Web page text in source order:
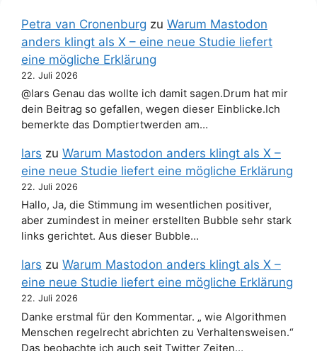
Petra van Cronenburg zu Warum Mastodon
anders klingt als X – eine neue Studie liefert
eine mögliche Erklärung
22. Juli 2026
@lars Genau das wollte ich damit sagen.Drum hat mir
dein Beitrag so gefallen, wegen dieser Einblicke.Ich
bemerkte das Domptiertwerden am…
lars zu Warum Mastodon anders klingt als X –
eine neue Studie liefert eine mögliche Erklärung
22. Juli 2026
Hallo, Ja, die Stimmung im wesentlichen positiver,
aber zumindest in meiner erstellten Bubble sehr stark
links gerichtet. Aus dieser Bubble…
lars zu Warum Mastodon anders klingt als X –
eine neue Studie liefert eine mögliche Erklärung
22. Juli 2026
Danke erstmal für den Kommentar. „ wie Algorithmen
Menschen regelrecht abrichten zu Verhaltensweisen.“
Das beobachte ich auch seit Twitter Zeiten…